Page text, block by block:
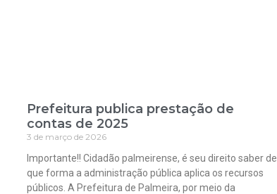
Prefeitura publica prestação de
contas de 2025
3 de março de 2026
Importante!! Cidadão palmeirense, é seu direito saber de
que forma a administração pública aplica os recursos
públicos. A Prefeitura de Palmeira, por meio da